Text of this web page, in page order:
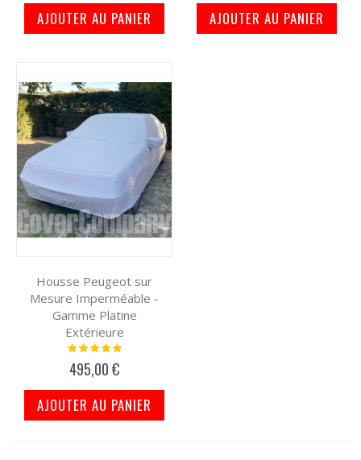
AJOUTER AU PANIER AJOUTER AU PANIER
Housse Peugeot sur
Mesure Imperméable -
Gamme Platine
Extérieure
Notation:
495,00 €
AJOUTER AU PANIER